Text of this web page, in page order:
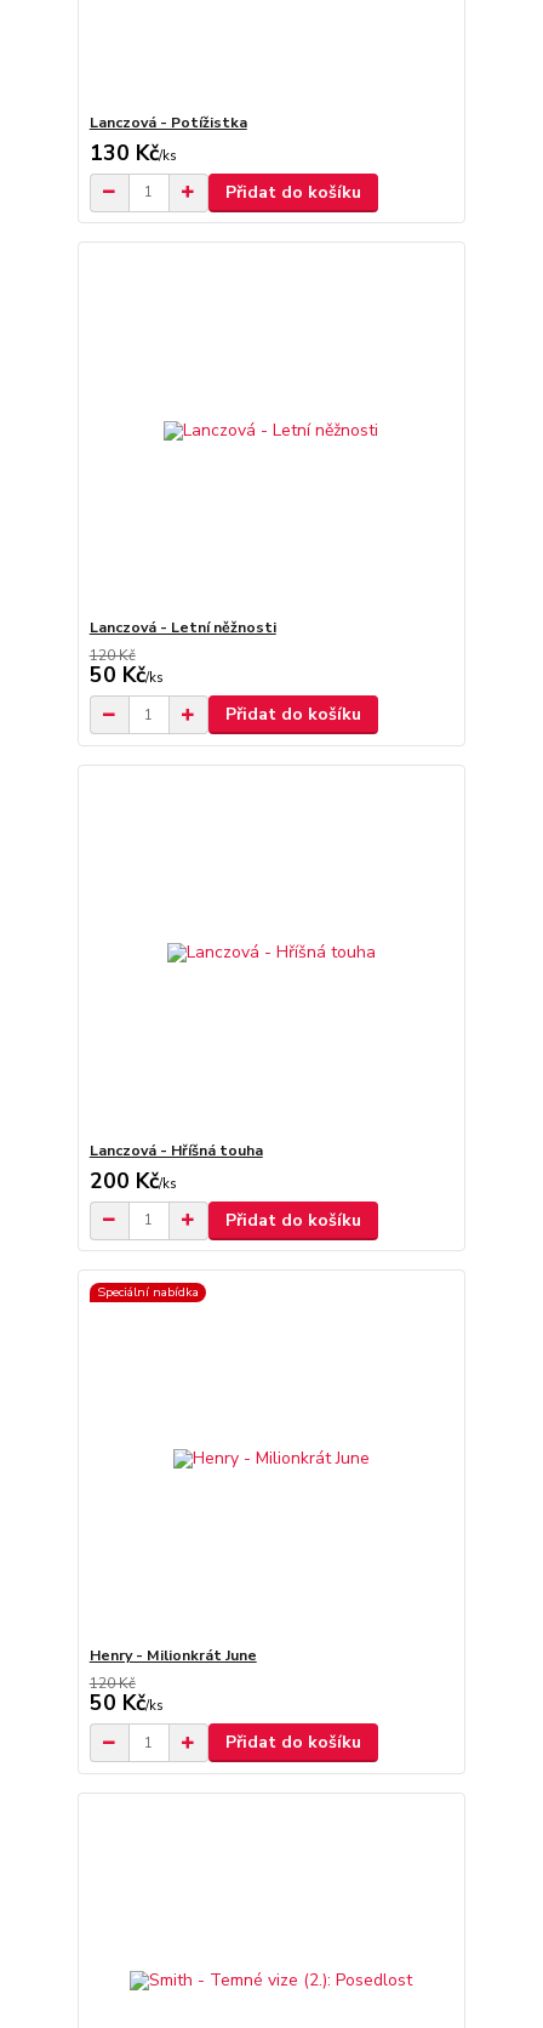
Lanczová - Potížistka
130 Kč/ks
Přidat do košíku
Lanczová - Letní něžnosti
120 Kč
50 Kč/ks
Přidat do košíku
Lanczová - Hříšná touha
200 Kč/ks
Přidat do košíku
Speciální nabídka
Henry - Milionkrát June
120 Kč
50 Kč/ks
Přidat do košíku